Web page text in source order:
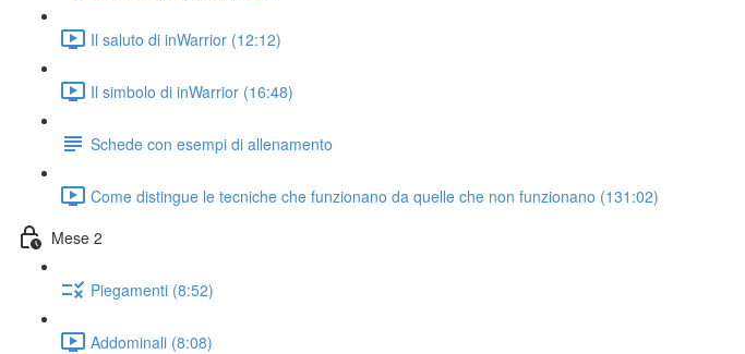
Il saluto di inWarrior (12:12)
Il simbolo di inWarrior (16:48)
Schede con esempi di allenamento
Come distingue le tecniche che funzionano da quelle che non funzionano (131:02)
Mese 2
Piegamenti (8:52)
Addominali (8:08)